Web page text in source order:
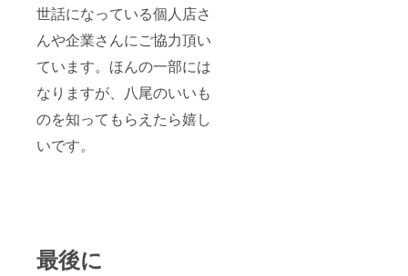
世話になっている個人店さ
んや企業さんにご協力頂い
ています。ほんの一部には
なりますが、八尾のいいも
のを知ってもらえたら嬉し
いです。
最後に